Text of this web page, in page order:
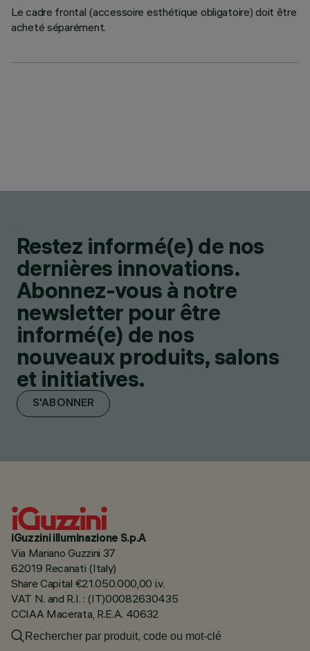
Le cadre frontal (accessoire esthétique obligatoire) doit être
acheté séparément.
Restez informé(e) de nos
dernières innovations.
Abonnez-vous à notre
newsletter pour être
informé(e) de nos
nouveaux produits, salons
et initiatives.
S'ABONNER
iGuzzini illuminazione S.p.A
Via Mariano Guzzini 37
62019 Recanati (Italy)
Share Capital €21.050.000,00 i.v.
VAT N. and R.I. : (IT)00082630435
CCIAA Macerata, R.E.A. 40632